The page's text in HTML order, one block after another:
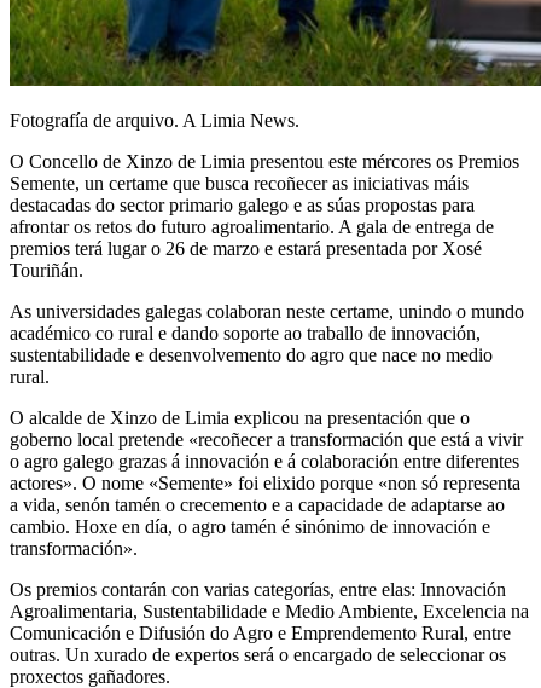
Fotografía de arquivo. A Limia News.
O Concello de Xinzo de Limia presentou este mércores os Premios
Semente, un certame que busca recoñecer as iniciativas máis
destacadas do sector primario galego e as súas propostas para
afrontar os retos do futuro agroalimentario. A gala de entrega de
premios terá lugar o 26 de marzo e estará presentada por Xosé
Touriñán.
As universidades galegas colaboran neste certame, unindo o mundo
académico co rural e dando soporte ao traballo de innovación,
sustentabilidade e desenvolvemento do agro que nace no medio
rural.
O alcalde de Xinzo de Limia explicou na presentación que o
goberno local pretende «recoñecer a transformación que está a vivir
o agro galego grazas á innovación e á colaboración entre diferentes
actores». O nome «Semente» foi elixido porque «non só representa
a vida, senón tamén o crecemento e a capacidade de adaptarse ao
cambio. Hoxe en día, o agro tamén é sinónimo de innovación e
transformación».
Os premios contarán con varias categorías, entre elas: Innovación
Agroalimentaria, Sustentabilidade e Medio Ambiente, Excelencia na
Comunicación e Difusión do Agro e Emprendemento Rural, entre
outras. Un xurado de expertos será o encargado de seleccionar os
proxectos gañadores.